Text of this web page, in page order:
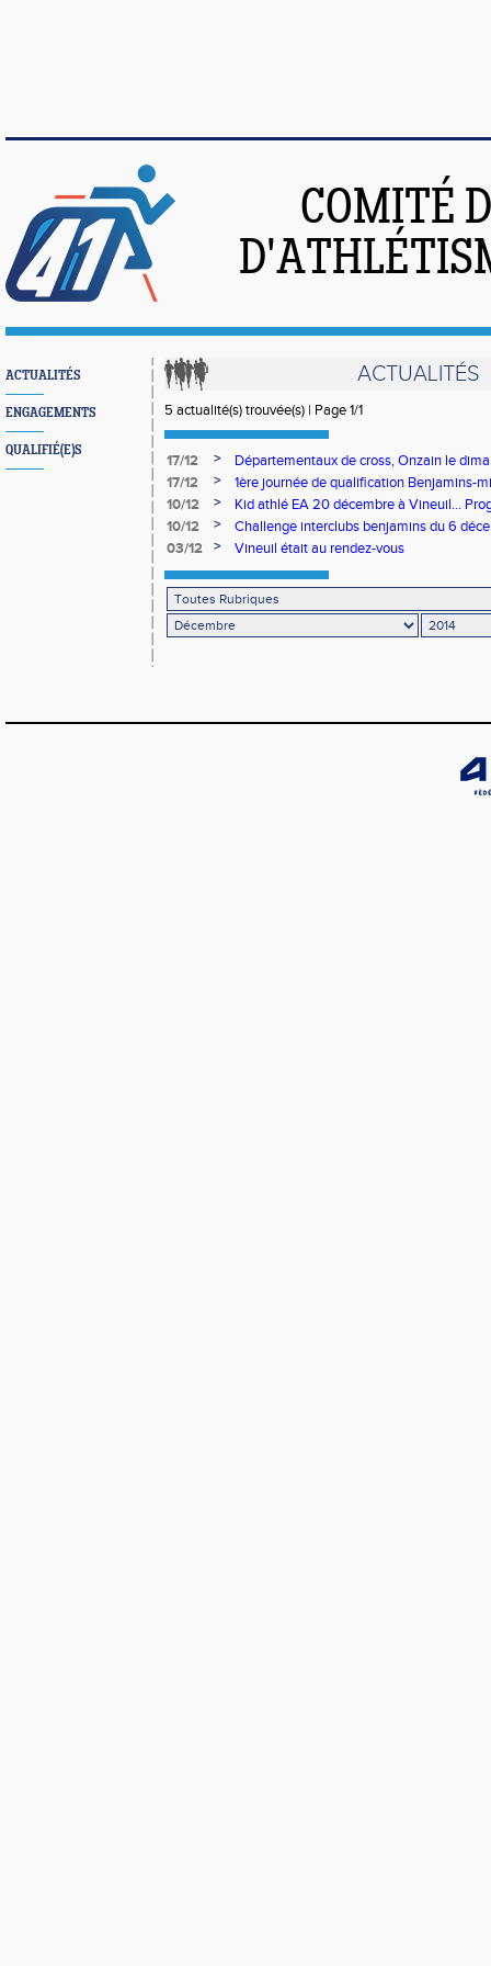
COMITÉ
ACTUALITÉS
ENGAGEMENTS
QUALIFIÉ(E)S
ACTUALITÉS
5 actualité(s) trouvée(s) | Page 1/1
17/12 >
Départementaux de cross, Onzain le
17/12
>
1ère journée de qualification Benjamins-
décembre 2014 à Orléans
10/12 >
Kid athlé EA 20 décembre à Vineuil...
10/12
>
Challenge interclubs benjamins du 6
03/12
> Vineuil était au rendez-vous